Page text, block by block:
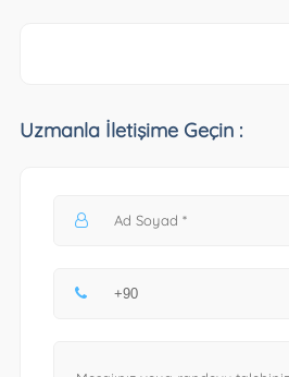
Uzmanla İletişime Geçin :